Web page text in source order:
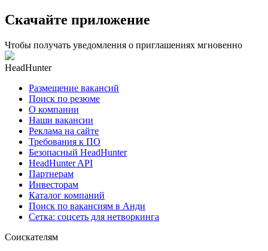
Скачайте приложение
Чтобы получать уведомления о приглашениях мгновенно
HeadHunter
Размещение вакансий
Поиск по резюме
О компании
Наши вакансии
Реклама на сайте
Требования к ПО
Безопасный HeadHunter
HeadHunter API
Партнерам
Инвесторам
Каталог компаний
Поиск по вакансиям в Анди
Сетка: соцсеть для нетворкинга
Соискателям